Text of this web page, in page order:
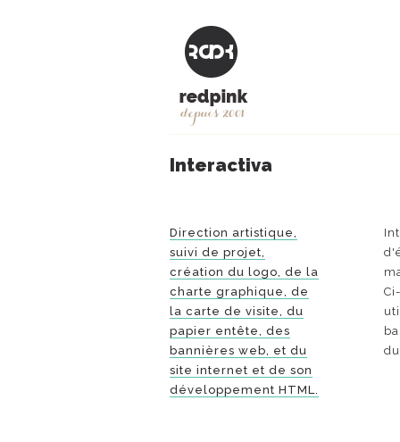
Interactiva
Direction artistique,
suivi de projet,
création du logo, de la
charte graphique, de
la carte de visite, du
papier entête, des
bannières web, et du
site internet et de son
développement HTML.